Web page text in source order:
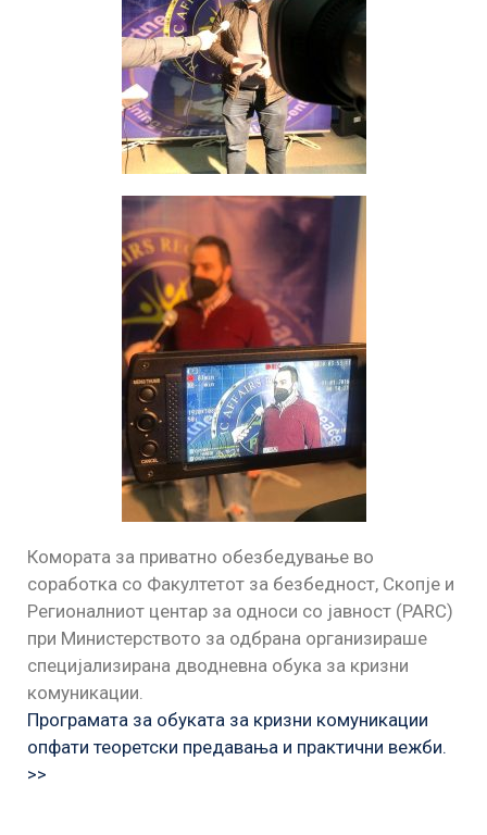
Комората за приватно обезбедување во
соработка со Факултетот за безбедност, Скопје и
Регионалниот центар за односи со јавност (PARC)
при Министерството за одбрана организираше
специјализирана дводневна обука за кризни
комуникации.
Програмата за обуката за кризни комуникации
опфати теоретски предавања и практични вежби.
>>